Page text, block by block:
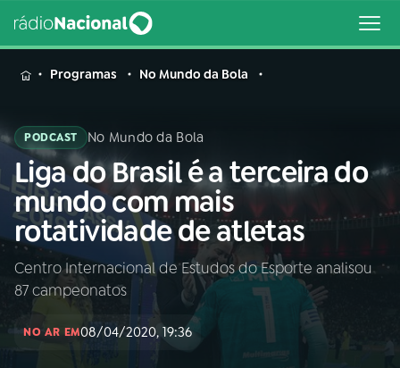
MENU
Buscar
na
Rádio
Nacional
Buscar
AO VIVO
INÍCIO
Programas No Mundo da Bola
PODCAST No Mundo da Bola
Liga do Brasil é a terceira do
mundo com mais
rotatividade de atletas
Centro Internacional de Estudos do Esporte analisou
87 campeonatos
NO AR EM08/04/2020, 19:36